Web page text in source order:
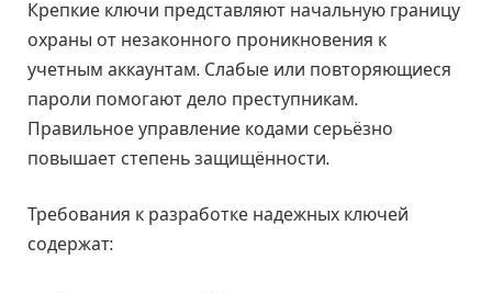
Крепкие ключи представляют начальную границу
охраны от незаконного проникновения к
учетным аккаунтам. Слабые или повторяющиеся
пароли помогают дело преступникам.
Правильное управление кодами серьёзно
повышает степень защищённости.
Требования к разработке надежных ключей
содержат: